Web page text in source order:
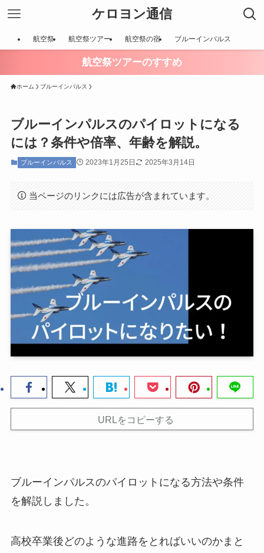
ケロヨン通信
航空祭 航空祭ツアー 航空祭の宿 ブルーインパルス
航空祭ツアーのすすめ
ホーム ブルーインパルス
ブルーインパルスのパイロットになる
には？条件や倍率、年齢を解説。
ブルーインパルス 2023年1月25日 2025年3月14日
当ページのリンクには広告が含まれています。
URLをコピーする
ブルーインパルスのパイロットになる方法や条件
を解説しました。
高校卒業後どのような進路をとればいいのかまと